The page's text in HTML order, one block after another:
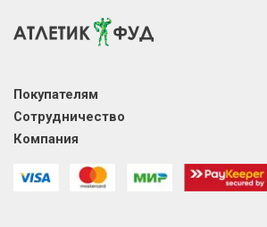
Покупателям
Сотрудничество
Компания